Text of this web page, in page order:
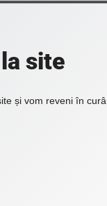
site
și vom reveni în